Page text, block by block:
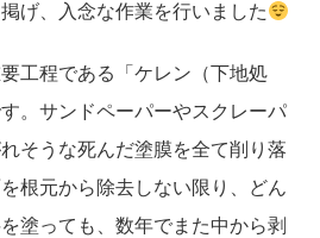
げ、入念な作業を行いました
工程である「ケレン（下地処
。サンドペーパーやスクレーパ
そうな死んだ塗膜を全て削り落
根元から除去しない限り、どん
塗っても、数年でまた中から剥